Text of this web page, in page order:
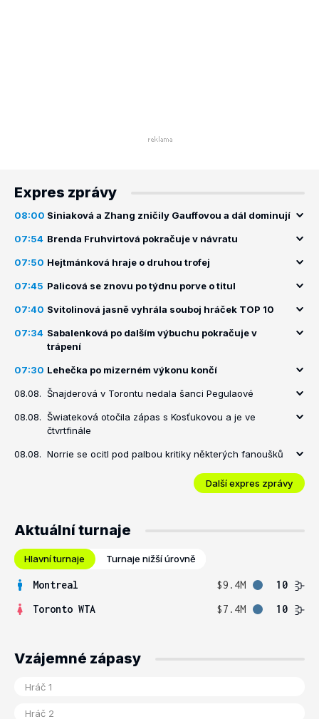
Expres zprávy
08:00 Siniaková a Zhang zničily Gauffovou a dál dominují
07:54 Brenda Fruhvirtová pokračuje v návratu
07:50 Hejtmánková hraje o druhou trofej
07:45 Palicová se znovu po týdnu porve o titul
07:40 Svitolinová jasně vyhrála souboj hráček TOP 10
07:34 Sabalenková po dalším výbuchu pokračuje v
trápení
07:30 Lehečka po mizerném výkonu končí
08.08. Šnajderová v Torontu nedala šanci Pegulaové
08.08. Šwiateková otočila zápas s Kosťukovou a je ve
čtvrtfinále
08.08. Norrie se ocitl pod palbou kritiky některých fanoušků
Další expres zprávy
Aktuální turnaje
Hlavní turnaje Turnaje nižší úrovně
Montreal $9.4M
10
Toronto WTA
$7.4M 10
Vzájemné zápasy